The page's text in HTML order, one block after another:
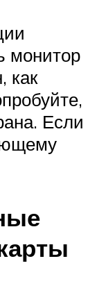
монитор
как
Если